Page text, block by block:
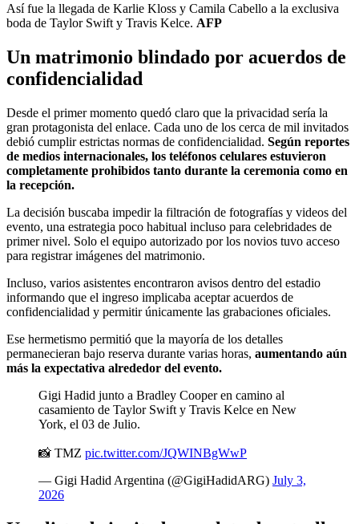
Así fue la llegada de Karlie Kloss y Camila Cabello a la exclusiva
boda de Taylor Swift y Travis Kelce. AFP
Un matrimonio blindado por acuerdos de
confidencialidad
Desde el primer momento quedó claro que la privacidad sería la
gran protagonista del enlace. Cada uno de los cerca de mil invitados
debió cumplir estrictas normas de confidencialidad. Según reportes
de medios internacionales, los teléfonos celulares estuvieron
completamente prohibidos tanto durante la ceremonia como en
la recepción.
La decisión buscaba impedir la filtración de fotografías y videos del
evento, una estrategia poco habitual incluso para celebridades de
primer nivel. Solo el equipo autorizado por los novios tuvo acceso
para registrar imágenes del matrimonio.
Incluso, varios asistentes encontraron avisos dentro del estadio
informando que el ingreso implicaba aceptar acuerdos de
confidencialidad y permitir únicamente las grabaciones oficiales.
Ese hermetismo permitió que la mayoría de los detalles
permanecieran bajo reserva durante varias horas, aumentando aún
más la expectativa alrededor del evento.
Gigi Hadid junto a Bradley Cooper en camino al
casamiento de Taylor Swift y Travis Kelce en New
York, el 03 de Julio.
📸 TMZ pic.twitter.com/JQWINBgWwP
— Gigi Hadid Argentina (@GigiHadidARG) July 3,
2026